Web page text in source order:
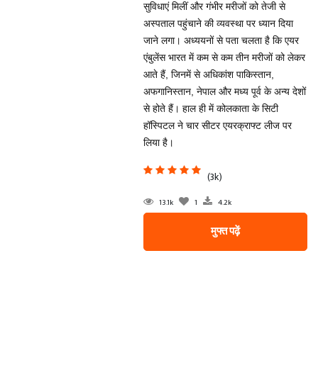
सुविधाएं मिलीं और गंभीर मरीजों को तेजी से
अस्पताल पहुंचाने की व्यवस्था पर ध्यान दिया
जाने लगा। अध्ययनों से पता चलता है कि एयर
एंबुलेंस भारत में कम से कम तीन मरीजों को लेकर
आते हैं, जिनमें से अधिकांश पाकिस्तान,
अफगानिस्तान, नेपाल और मध्य पूर्व के अन्य देशों
से होते हैं। हाल ही में कोलकाता के सिटी
हॉस्पिटल ने चार सीटर एयरक्राफ्ट लीज पर
लिया है।
(3k)
13.1k 1 4.2k
मुफ्त पढ़ें